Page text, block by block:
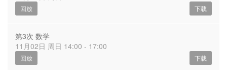
回放 下载
第3次 数学
11月02日 周日 14:00 - 17:00
回放 下载